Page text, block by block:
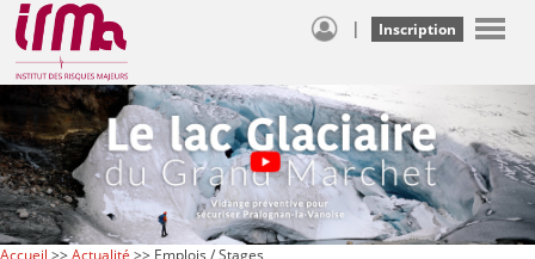
| Inscription
Accueil >>Actualité >> Emplois / Stages